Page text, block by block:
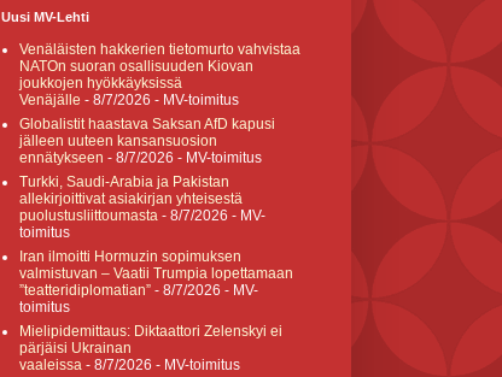
Uusi MV-Lehti
Venäläisten hakkerien tietomurto vahvistaa
NATOn suoran osallisuuden Kiovan
joukkojen hyökkäyksissä
Venäjälle - 8/7/2026 - MV-toimitus
Globalistit haastava Saksan AfD kapusi
jälleen uuteen kansansuosion
ennätykseen - 8/7/2026 - MV-toimitus
Turkki, Saudi-Arabia ja Pakistan
allekirjoittivat asiakirjan yhteisestä
puolustusliittoumasta - 8/7/2026 - MV-
toimitus
Iran ilmoitti Hormuzin sopimuksen
valmistuvan – Vaatii Trumpia lopettamaan
”teatteridiplomatian” - 8/7/2026 - MV-
toimitus
Mielipidemittaus: Diktaattori Zelenskyi ei
pärjäisi Ukrainan
vaaleissa - 8/7/2026 - MV-toimitus